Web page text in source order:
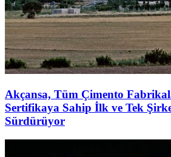
Akçansa, Tüm Çimento
Sertifikaya Sahip İlk ve Tek
Sürdürüyor